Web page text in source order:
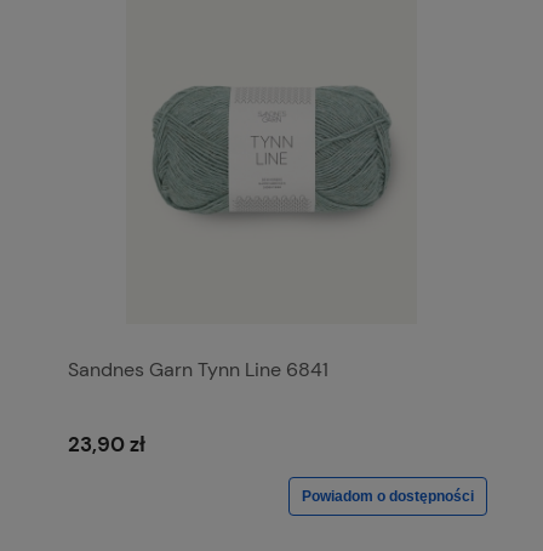
Sandnes Garn Tynn Line 6841
23,90 zł
Powiadom o dostępności